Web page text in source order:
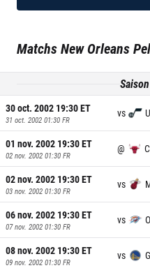
MatchsNew Orleans
30 oct. 2002 19:30ET
31 oct. 2002 01:30 FR
vs
01 nov. 2002 19:30ET
02 nov. 2002 01:30 FR
@
02 nov. 2002 19:30ET
03 nov. 2002 01:30 FR
vs
06 nov. 2002 19:30ET
07 nov. 2002 01:30 FR
vs
08 nov. 2002 19:30ET
09 nov. 2002 01:30 FR
vs